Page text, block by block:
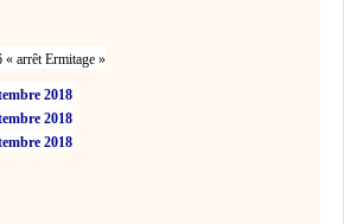
arrêt Ermitage »
2018
2018
2018